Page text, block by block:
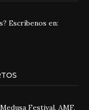
Escríbenos en:
Festival, AMF,